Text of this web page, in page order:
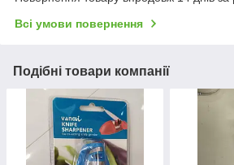
Всі умови повернення
Подібні товари компанії